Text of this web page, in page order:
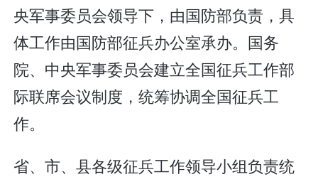
央军事委员会领导下，由国防部负责，具
体工作由国防部征兵办公室承办。国务
院、中央军事委员会建立全国征兵工作部
际联席会议制度，统筹协调全国征兵工
作。
省、市、县各级征兵工作领导小组负责统